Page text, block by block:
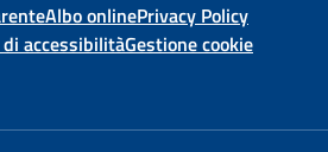
Albo onlinePrivacy Policy
accessibilitàGestione cookie